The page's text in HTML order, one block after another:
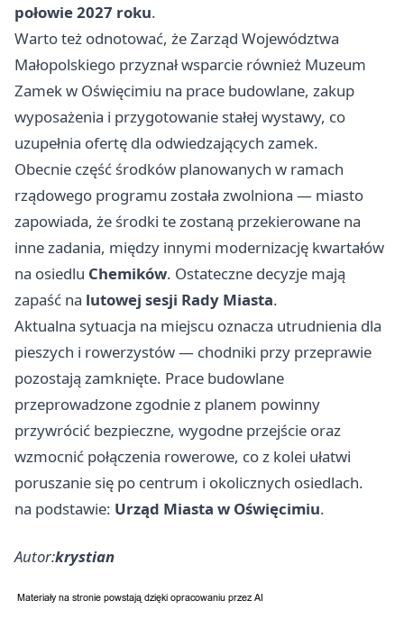
połowie 2027 roku.
Warto też odnotować, że Zarząd Województwa
Małopolskiego przyznał wsparcie również Muzeum
Zamek w Oświęcimiu na prace budowlane, zakup
wyposażenia i przygotowanie stałej wystawy, co
uzupełnia ofertę dla odwiedzających zamek.
Obecnie część środków planowanych w ramach
rządowego programu została zwolniona — miasto
zapowiada, że środki te zostaną przekierowane na
inne zadania, między innymi modernizację kwartałów
na osiedlu Chemików. Ostateczne decyzje mają
zapaść na lutowej sesji Rady Miasta.
Aktualna sytuacja na miejscu oznacza utrudnienia dla
pieszych i rowerzystów — chodniki przy przeprawie
pozostają zamknięte. Prace budowlane
przeprowadzone zgodnie z planem powinny
przywrócić bezpieczne, wygodne przejście oraz
wzmocnić połączenia rowerowe, co z kolei ułatwi
poruszanie się po centrum i okolicznych osiedlach.
na podstawie: Urząd Miasta w Oświęcimiu.
Autor:krystian